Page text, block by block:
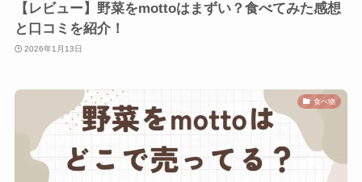
【レビュー】野菜をmottoはまずい？食べてみた感想
と口コミを紹介！
2026年1月13日
食べ物